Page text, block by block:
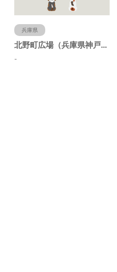
兵庫県
北野町広場（兵庫県神戸市）
-